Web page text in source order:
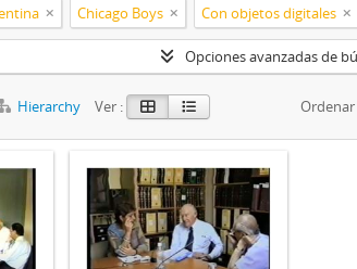
Chicago Boys Con objetos digitales
Opciones avanzadas de
Hierarchy Ver :